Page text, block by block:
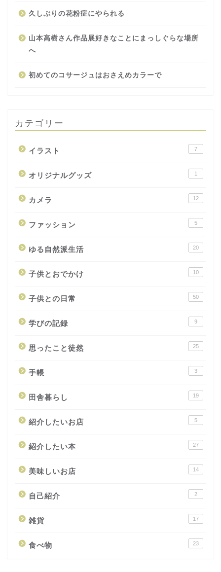
久しぶりの花粉症にやられる
山本高樹さん作品展好きなことにまっしぐらな場所
へ
初めてのコサージュはおさえめカラーで
カテゴリー
イラスト 7
オリジナルグッズ 1
カメラ 12
ファッション 5
ゆる自然派生活 20
子供とおでかけ 10
子供との日常 50
学びの記録 9
思ったこと徒然 25
手帳 3
田舎暮らし 19
紹介したいお店 5
紹介したい本 27
美味しいお店 14
自己紹介 2
雑貨 17
食べ物 23